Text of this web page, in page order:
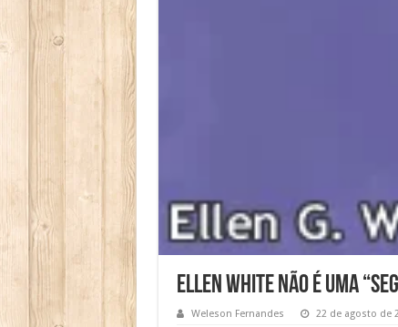
Ellen White não é uma
Weleson Fernandes 22 de agosto de